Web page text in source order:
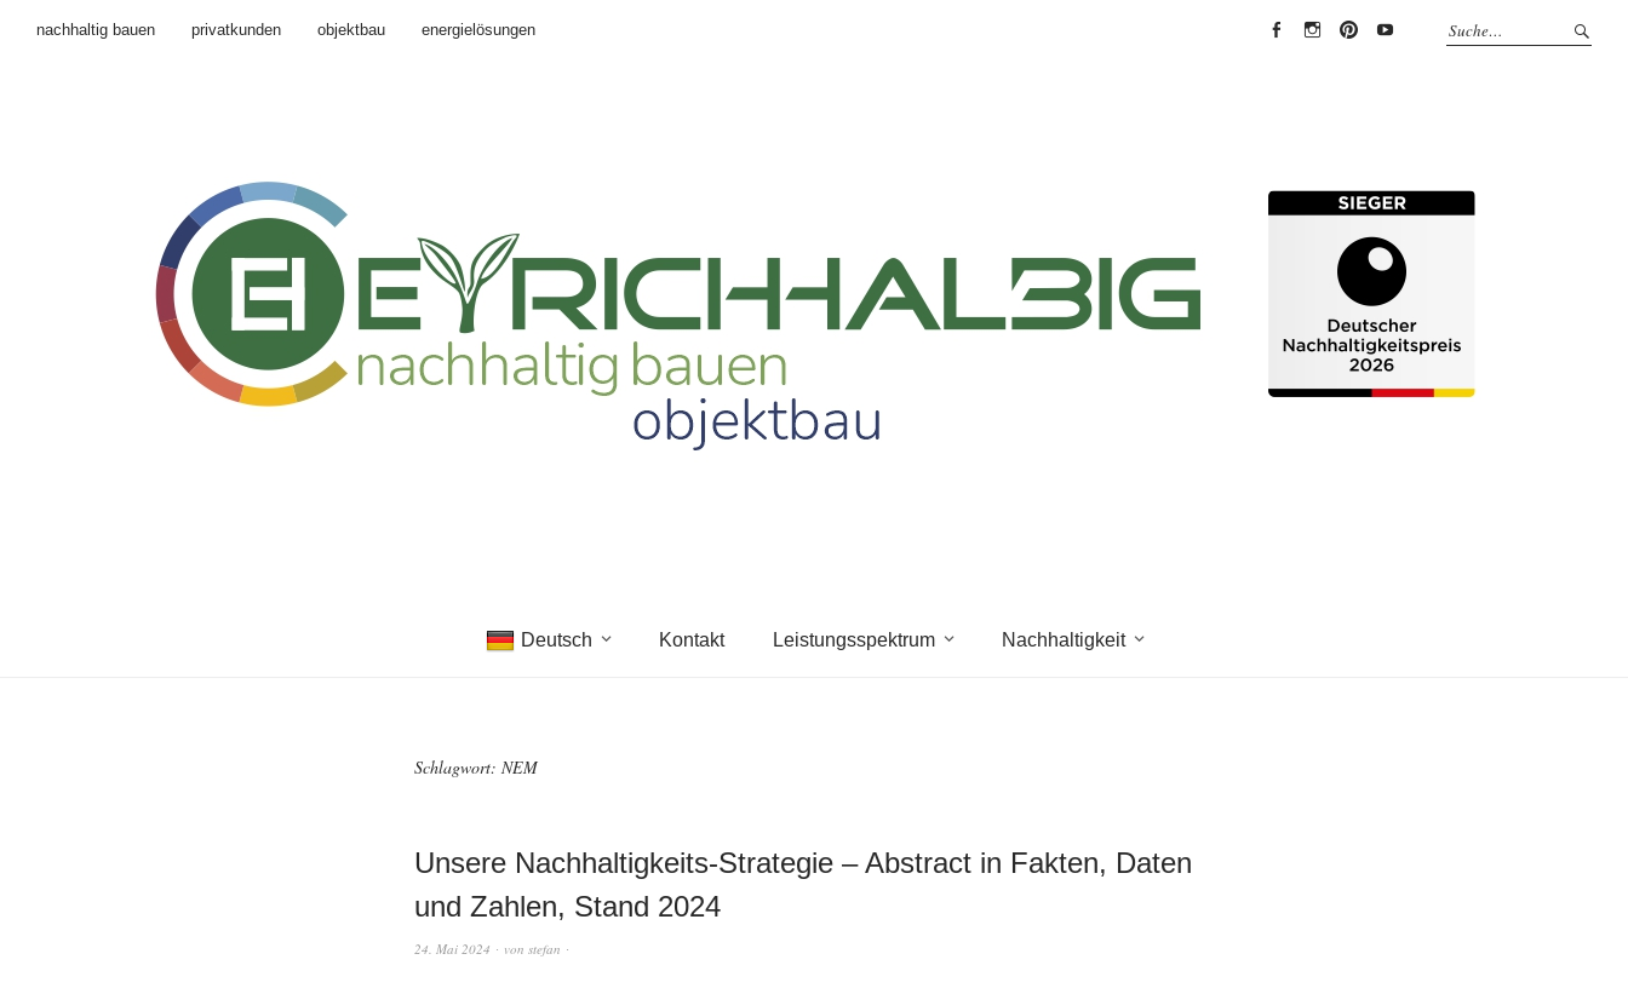
nachhaltig bauen privatkunden objektbau
energielösungen
Deutsch Kontakt Leistungsspektrum Nachhaltigkeit
Schlagwort: NEM
Unsere Nachhaltigkeits-Strategie – Abstract in Fakten, Daten
und Zahlen, Stand 2024
24. Mai 2024 von stefan